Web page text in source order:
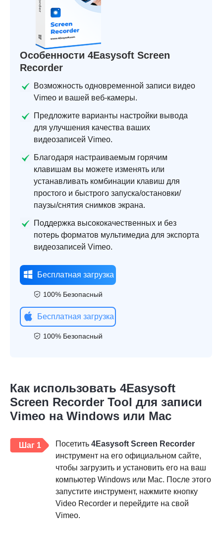
Особенности 4Easysoft Screen
Recorder
Возможность одновременной записи видео
Vimeo и вашей веб-камеры.
Предложите варианты настройки вывода
для улучшения качества ваших
видеозаписей Vimeo.
Благодаря настраиваемым горячим
клавишам вы можете изменять или
устанавливать комбинации клавиш для
простого и быстрого запуска/остановки/
паузы/снятия снимков экрана.
Поддержка высококачественных и без
потерь форматов мультимедиа для экспорта
видеозаписей Vimeo.
Бесплатная загрузка
100% Безопасный
Бесплатная загрузка
100% Безопасный
Как использовать 4Easysoft
Screen Recorder Tool для записи
Vimeo на Windows или Mac
Шаг 1 Посетить 4Easysoft Screen Recorder
инструмент на его официальном сайте,
чтобы загрузить и установить его на ваш
компьютер Windows или Mac. После этого
запустите инструмент, нажмите кнопку
Video Recorder и перейдите на свой
Vimeo.